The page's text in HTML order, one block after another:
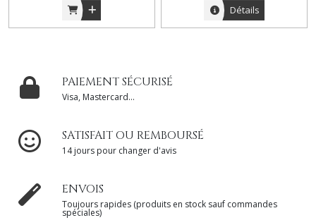
Détails
PAIEMENT SÉCURISÉ
Visa, Mastercard...
SATISFAIT OU REMBOURSÉ
14 jours pour changer d'avis
ENVOIS
Toujours rapides (produits en stock sauf commandes
spéciales)